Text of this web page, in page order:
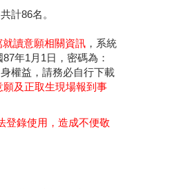
計86名。
讀意願相關資訊 ，系統
年1月1日，密碼為：
身權益，請務必自行下載
及正取生現場報到事
登錄使用，造成不便敬